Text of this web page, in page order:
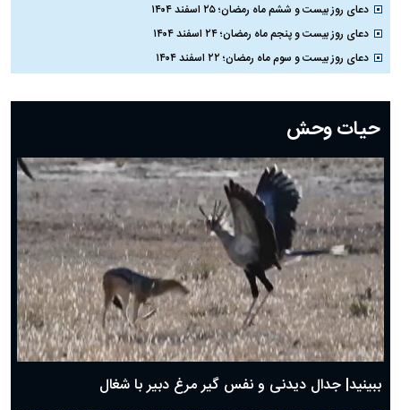
دعای روز بیست و ششم ماه رمضان؛ ۲۵ اسفند ۱۴۰۴
دعای روز بیست و پنجم ماه رمضان؛ ۲۴ اسفند ۱۴۰۴
دعای روز بیست و سوم ماه رمضان؛ ۲۲ اسفند ۱۴۰۴
دعای روز بیستم ماه رمضان؛ ۱۹ اسفند ۱۴۰۴
دعای روز هشتم ماه مبارک رمضان؛ ۷ اسفند ماه ۱۴۰۴
دعای روز هفتم ماه رمضان؛ ۶ اسفند ۱۴۰۴
دعای روز ششم ماه رمضان؛ ۵ اسفند ۱۴۰۴
دعای روز پنجم ماه رمضان؛ ۴ اسفند ۱۴۰۴
دعای روز چهارم ماه مبارک رمضان؛ ۳ اسفند ۱۴۰۴
دعای روز سوم ماه مبارک رمضان؛ ۱۴ اسفند ۱۴۰۴
دعای روز دوم ماه مبارک رمضان ۱ اسفند ماه ۱۴۰۴
دعای روز اول ماه مبارک رمضان، ۳۰ بهمن ۱۴۰۴
حضرت زینب(س) چگونه از دنیا رفت؟
بهترین پیامک تبریک روز پدر ۱۴۰۴؛ جملات زیبا و صمیمانه
حیات وحش
ببینید| جدال دیدنی و نفس گیر مرغ دبیر با شغال